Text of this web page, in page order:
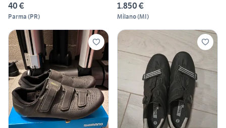
40 €
Parma (PR)
1.850 €
Milano(MI)